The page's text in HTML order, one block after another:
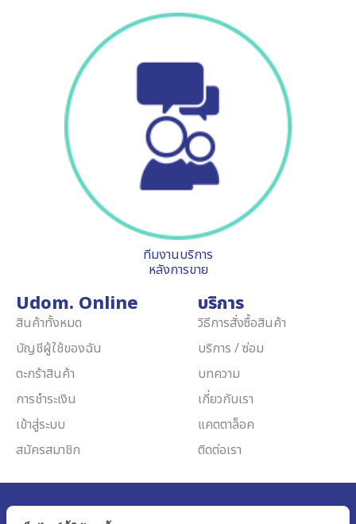
ทีมงานบริการ
หลังการขาย
Udom. Online
สินค้าทั้งหมด
บัญชีผู้ใช้ของฉัน
ตะกร้าสินค้า
การชำระเงิน
เข้าสู่ระบบ
สมัครสมาชิก
บริการ
วิธีการสั่งซื้อสินค้า
บริการ / ซ่อม
บทความ
เกี่ยวกับเรา
แคตตาล็อค
ติดต่อเรา